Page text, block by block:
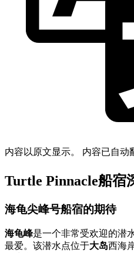
内容以原文显示。 内容已自动
Turtle Pinnacle船宿
海龟尖峰号船宿的期待
海龟峰是一个非常受欢迎的潜
最爱。该潜水点位于大岛西海